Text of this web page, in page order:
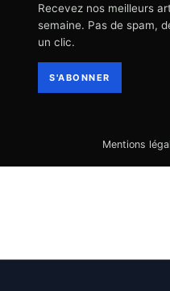
Recevez nos meilleurs
semaine. Pas de spam,
un clic.
S'ABONNER
Mentions